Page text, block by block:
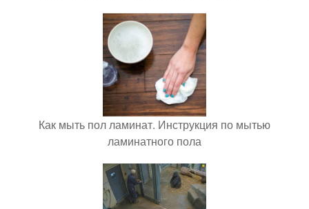
Как мыть пол ламинат. Инструкция по мытью
ламинатного пола